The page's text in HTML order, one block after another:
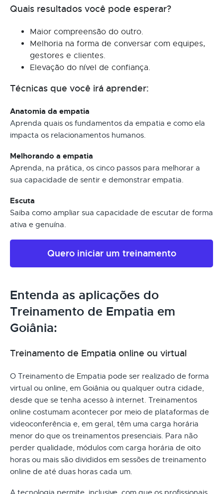
Quais resultados você pode esperar?
Maior compreensão do outro.
Melhoria na forma de conversar com equipes,
gestores e clientes.
Elevação do nível de confiança.
Técnicas que você irá aprender:
Anatomia da empatia
Aprenda quais os fundamentos da empatia e como ela
impacta os relacionamentos humanos.
Melhorando a empatia
Aprenda, na prática, os cinco passos para melhorar a
sua capacidade de sentir e demonstrar empatia.
Escuta
Saiba como ampliar sua capacidade de escutar de forma
ativa e genuína.
Quero iniciar um treinamento
Entenda as aplicações do
Treinamento de Empatia em
Goiânia:
Treinamento de Empatia online ou virtual
O Treinamento de Empatia pode ser realizado de forma
virtual ou online, em Goiânia ou qualquer outra cidade,
desde que se tenha acesso à internet. Treinamentos
online costumam acontecer por meio de plataformas de
videoconferência e, em geral, têm uma carga horária
menor do que os treinamentos presenciais. Para não
perder qualidade, módulos com carga horária de oito
horas ou mais são divididos em sessões de treinamento
online de até duas horas cada um.